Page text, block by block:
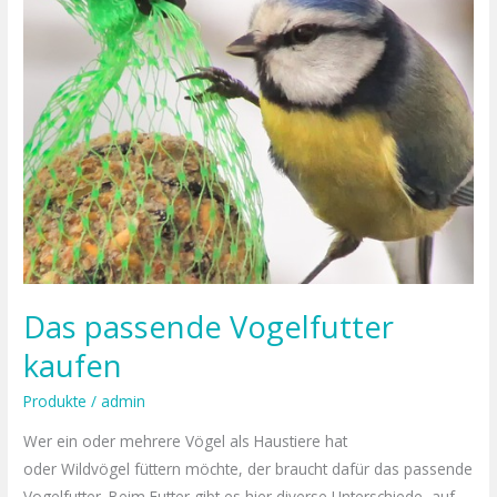
Das passende Vogelfutter
kaufen
Produkte /admin
Wer ein oder mehrere Vögel als Haustiere hat
oder Wildvögel füttern möchte, der braucht dafür das passende
Vogelfutter